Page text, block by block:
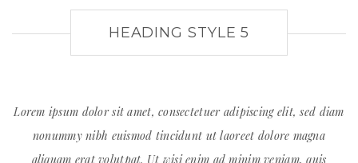
HEADING STYLE 5
Lorem ipsum dolor sit amet, consectetuer adipiscing elit, sed diam
nonummy nibh euismod tincidunt ut laoreet dolore magna
aliquam erat volutpat. Ut wisi enim ad minim veniam, quis